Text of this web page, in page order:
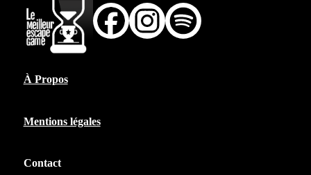
À Propos
Mentions légales
Contact